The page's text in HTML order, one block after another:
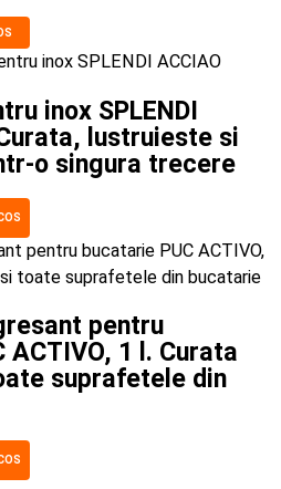
inox SPLENDI
lustruieste si
o singura trecere
pentru
ACTIVO, 1 l. Curata
suprafetele din